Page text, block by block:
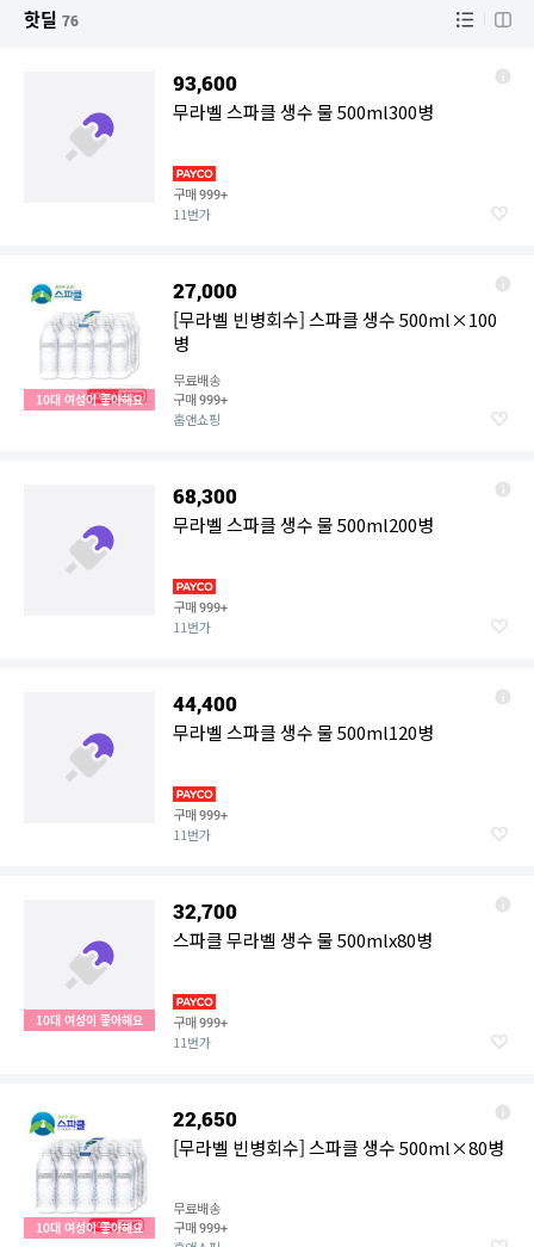
핫딜 76
93,600
무라벨 스파클 생수 물 500ml300병
구매999+
11번가
10대 여성이 좋아해요
27,000
[무라벨 빈병회수] 스파클 생수 500ml×100
병
무료배송
구매999+
홈앤쇼핑
68,300
무라벨 스파클 생수 물 500ml200병
구매999+
11번가
44,400
무라벨 스파클 생수 물 500ml120병
구매999+
11번가
10대 여성이 좋아해요
32,700
스파클 무라벨 생수 물 500mlx80병
구매999+
11번가
10대 여성이 좋아해요
22,650
[무라벨 빈병회수] 스파클 생수 500ml×80병
무료배송
구매999+